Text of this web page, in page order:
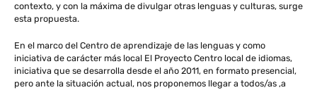
contexto, y con la máxima de divulgar otras lenguas y culturas, surge
esta propuesta.
En el marco del Centro de aprendizaje de las lenguas y como
iniciativa de carácter más local El Proyecto Centro local de idiomas,
iniciativa que se desarrolla desde el año 2011, en formato presencial,
pero ante la situación actual, nos proponemos llegar a todos/as ,a